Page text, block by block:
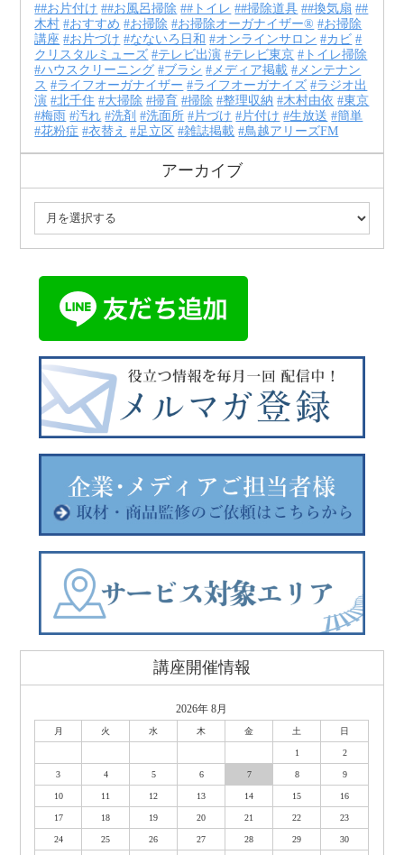
#お片付け #お風呂掃除 #トイレ #掃除道具 #換気扇
#
木村
おすすめ お掃除 お掃除オーガナイザー®
お掃除
講座
お片づけ なないろ日和 オンラインサロン
カビ
クリスタルミューズ
テレビ出演 テレビ東京
トイレ掃除
ハウスクリーニング
ブラシ メディア掲載
メンテナン
ス
ライフオーガナイザー ライフオーガナイズ
ラジオ出
演
北千住 大掃除 掃育 掃除 整理収納 木村由依
東京
梅雨
汚れ 洗剤 洗面所 片づけ 片付け 生放送
簡単
花粉症
衣替え 足立区 雑誌掲載 鳥越アリーズFM
アーカイブ
講座開催情報
2026年 8月
月 火 水 木 金 土 日
1 2
3 4 5 6 7 8 9
10 11 12 13 14 15 16
17 18 19 20 21 22 23
24 25 26 27 28 29 30